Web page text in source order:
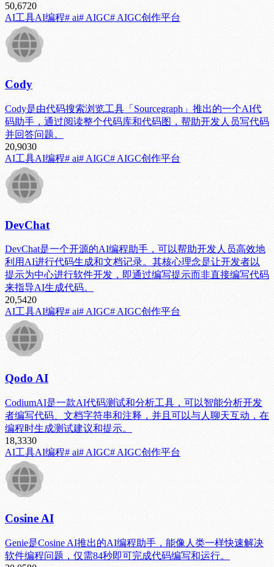
50,6720
AI工具AI编程# ai# AIGC# AIGC创作平台
Cody
Cody是由代码搜索浏览工具「Sourcegraph」推出的一个AI代
码助手，通过阅读整个代码库和代码图，帮助开发人员写代码
并回答问题。
20,9030
AI工具AI编程# ai# AIGC# AIGC创作平台
DevChat
DevChat是一个开源的AI编程助手，可以帮助开发人员高效地
利用AI进行代码生成和文档记录。其核心理念是让开发者以
提示为中心进行软件开发，即通过编写提示而非直接编写代码
来指导AI生成代码。
20,5420
AI工具AI编程# ai# AIGC# AIGC创作平台
Qodo AI
CodiumAI是一款AI代码测试和分析工具，可以智能分析开发
者编写代码、文档字符串和注释，并且可以与人聊天互动，在
编程时生成测试建议和提示。
18,3330
AI工具AI编程# ai# AIGC# AIGC创作平台
Cosine AI
Genie是Cosine AI推出的AI编程助手，能像人类一样快速解决
软件编程问题，仅需84秒即可完成代码编写和运行。